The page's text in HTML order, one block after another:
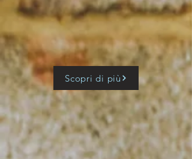
Scopri di più